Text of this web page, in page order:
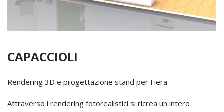
CAPACCIOLI
Rendering 3D e progettazione stand per Fiera.
Attraverso i rendering fotorealistici si ricrea un intero